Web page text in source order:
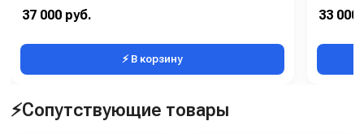
Мощность (л/с):
Наличие редуктора:
37 000 руб.
⚡ В корзину
Наличие
33 000
⚡Сопутствующие товары